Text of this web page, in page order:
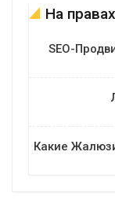
На
SEO-
Какие